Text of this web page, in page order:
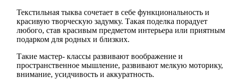
Текстильная тыква сочетает в себе функциональность и
красивую творческую задумку. Такая поделка порадует
любого, став красивым предметом интерьера или приятным
подарком для родных и близких.
Такие мастер- классы развивают воображение и
пространственное мышление, развивают мелкую моторику,
внимание, усидчивость и аккуратность.